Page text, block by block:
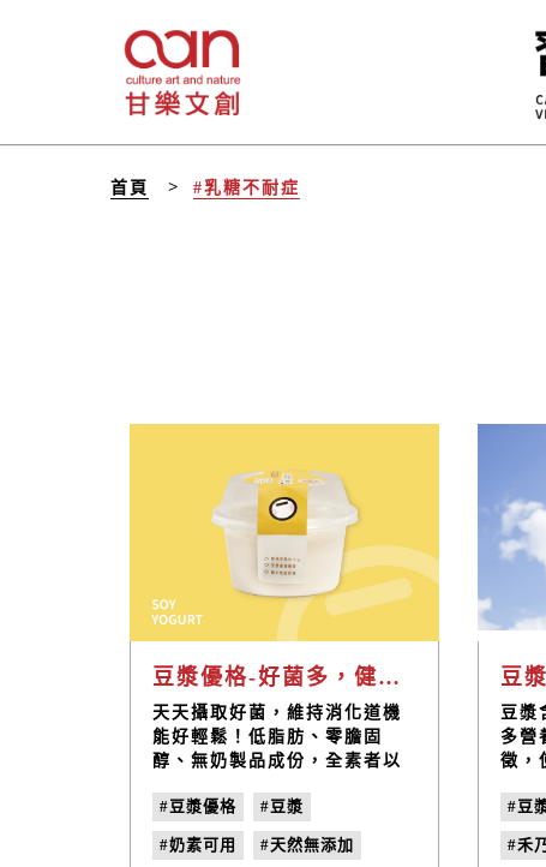
首頁 #乳糖不耐症
豆漿優格-好菌多，健康好生活
天天攝取好菌，維持消化道機
能好輕鬆！低脂肪、零膽固
醇、無奶製品成份，全素者以
用，一起好菌多、健康好生
活！滑順又香濃的豆漿優格有
多種創意的美味吃法，搭配喜
#豆漿優格 #豆漿
#奶素可用 #天然無添加
豆漿
多營
徵，
常
「植
種營
#豆
#禾